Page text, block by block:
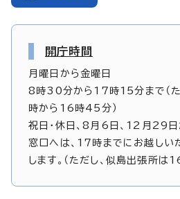
開庁時間
月曜日から金曜日
8時30分から17時15分まで（た
時から16時45分）
祝日・休日、8月6日、12月29
窓口へは、17時までにお越しい
します。（ただし、似島出張所は